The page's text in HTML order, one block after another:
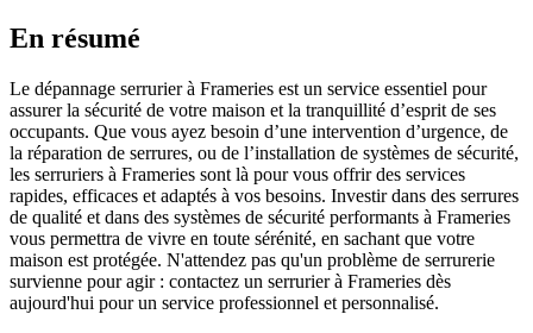
En résumé
Le dépannage serrurier à Frameries est un service essentiel pour
assurer la sécurité de votre maison et la tranquillité d’esprit de ses
occupants. Que vous ayez besoin d’une intervention d’urgence, de
la réparation de serrures, ou de l’installation de systèmes de sécurité,
les serruriers à Frameries sont là pour vous offrir des services
rapides, efficaces et adaptés à vos besoins. Investir dans des serrures
de qualité et dans des systèmes de sécurité performants à Frameries
vous permettra de vivre en toute sérénité, en sachant que votre
maison est protégée. N'attendez pas qu'un problème de serrurerie
survienne pour agir : contactez un serrurier à Frameries dès
aujourd'hui pour un service professionnel et personnalisé.